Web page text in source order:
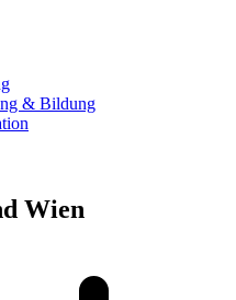
& Bildung
Wien